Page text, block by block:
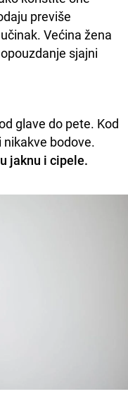
previše
Većina žena
sjajni
glave do pete. Kod
bodove.
jaknu i cipele.